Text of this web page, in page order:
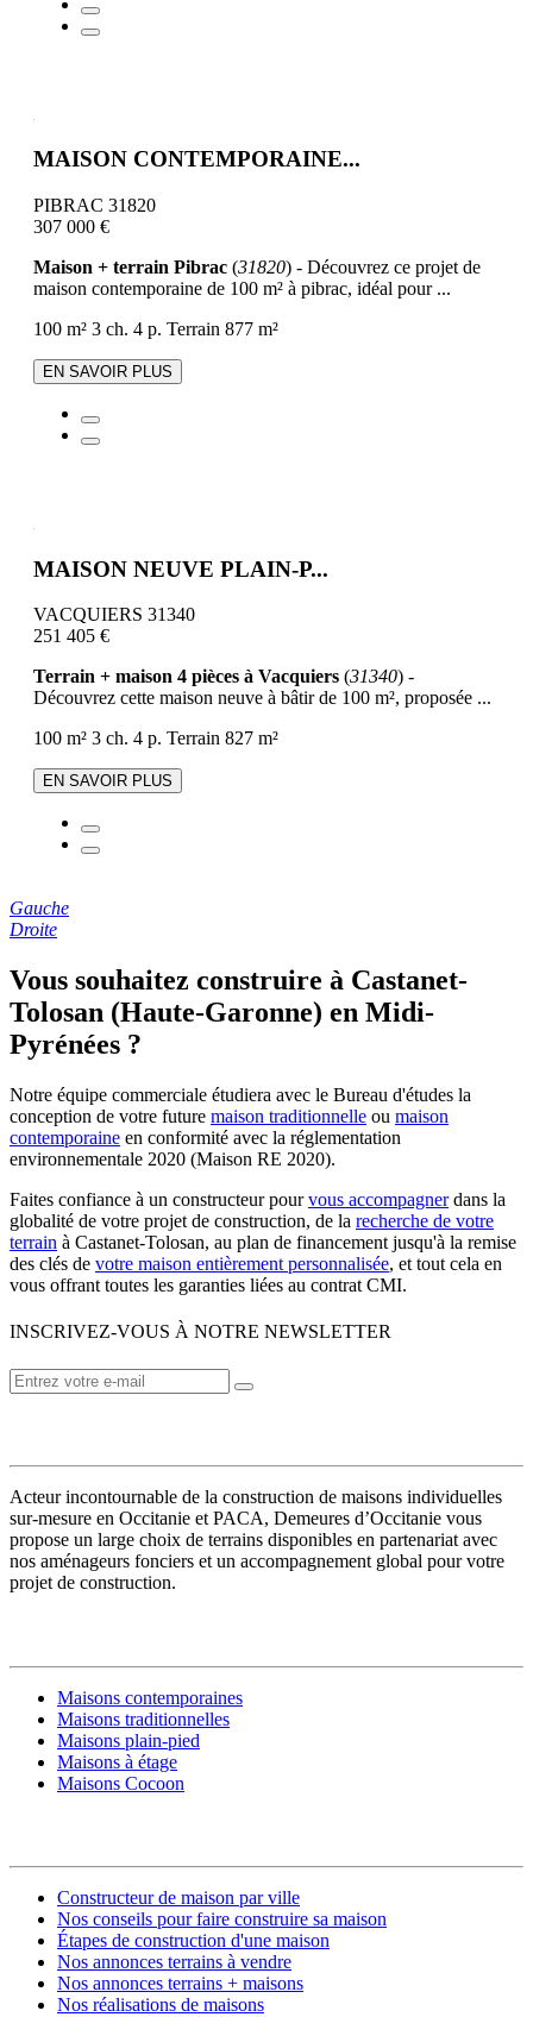
MAISON CONTEMPORAINE...
PIBRAC 31820
307 000 €
Maison + terrain Pibrac (31820) - Découvrez ce projet de
maison contemporaine de 100 m² à pibrac, idéal pour ...
100 m² 3 ch. 4 p. Terrain 877 m²
EN SAVOIR PLUS
MAISON NEUVE PLAIN-P...
VACQUIERS 31340
251 405 €
Terrain + maison 4 pièces à Vacquiers (31340) -
Découvrez cette maison neuve à bâtir de 100 m², proposée ...
100 m² 3 ch. 4 p. Terrain 827 m²
EN SAVOIR PLUS
Gauche
Droite
Vous souhaitez construire à Castanet-
Tolosan (Haute-Garonne) en Midi-
Pyrénées ?
Notre équipe commerciale étudiera avec le Bureau d'études la
conception de votre future maison traditionnelle ou maison
contemporaine en conformité avec la réglementation
environnementale 2020 (Maison RE 2020).
Faites confiance à un constructeur pourvous accompagnerdans la
globalité de votre projet de construction, de la recherche de votre
terrain à Castanet-Tolosan, au plan de financement jusqu'à la remise
des clés de votre maison entièrement personnalisée, et tout cela en
vous offrant toutes les garanties liées au contrat CMI.
INSCRIVEZ-VOUS À NOTRE NEWSLETTER
Acteur incontournable de la construction de maisons individuelles
sur-mesure en Occitanie et PACA, Demeures d’Occitanie vous
propose un large choix de terrains disponibles en partenariat avec
nos aménageurs fonciers et un accompagnement global pour votre
projet de construction.
Maisons contemporaines
Maisons traditionnelles
Maisons plain-pied
Maisons à étage
Maisons Cocoon
Constructeur de maison par ville
Nos conseils pour faire construire sa maison
Étapes de construction d'une maison
Nos annonces terrains à vendre
Nos annonces terrains + maisons
Nos réalisations de maisons